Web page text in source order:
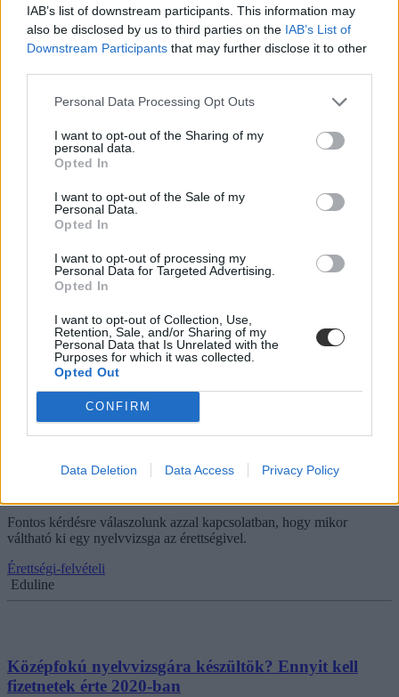
IAB’s list of downstream participants. This information may
also be disclosed by us to third parties on the IAB’s List of
Downstream Participants that may further disclose it to other
Personal Data Processing Opt Outs
I want to opt-out of the Sharing of my
personal data.
Opted In
I want to opt-out of the Sale of my
Personal Data.
Opted In
I want to opt-out of processing my
Personal Data for Targeted Advertising.
Opted In
I want to opt-out of Collection, Use,
Retention, Sale, and/or Sharing of my
Personal Data that Is Unrelated with the
Purposes for which it was collected.
Opted Out
CONFIRM
Data Deletion Data Access Privacy Policy
Mennyit kell fizetni a közép- és a felsőfokú
nyelvvizsgákért? Itt a 2021-es lista
esért 26 és 39 500 forint közötti összeget kell fizetnetek idén - több
Nyelvtanulás
Tóth Alexandra
Több központban is emelkedtek a középfokú
nyelvvizsgák árai - itt a 2021-es lista
míg máshol ötezer forintot is emeltek. Jó hír viszont, hogy az első
nyelvvizsga esetén visszaigényelhető összeg is növekedett.
Nyelvtanulás
Hogyan tudtok érettségivel nyelvvizsgát szerezni? Itt
Fontos kérdésre válaszolunk azzal kapcsolatban, hogy mikor
váltható ki egy nyelvvizsga az érettségivel.
Érettségi-felvételi
Eduline
Középfokú nyelvvizsgára készültök? Ennyit kell
fizetnetek érte 2020-ban